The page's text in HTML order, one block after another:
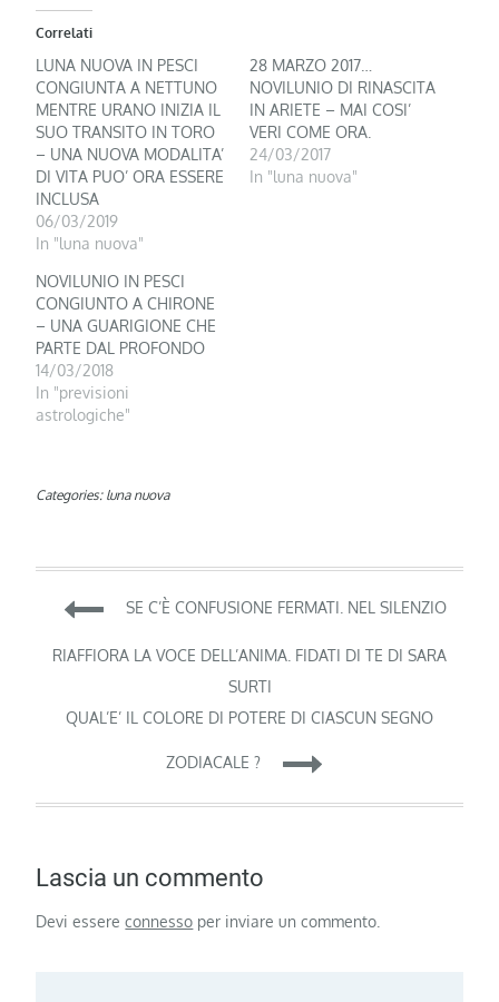
Correlati
LUNA NUOVA IN PESCI
CONGIUNTA A NETTUNO
MENTRE URANO INIZIA IL
SUO TRANSITO IN TORO
– UNA NUOVA MODALITA’
DI VITA PUO’ ORA ESSERE
INCLUSA
06/03/2019
In "luna nuova"
28 MARZO 2017…
NOVILUNIO DI RINASCITA
IN ARIETE – MAI COSI’
VERI COME ORA.
24/03/2017
In "luna nuova"
NOVILUNIO IN PESCI
CONGIUNTO A CHIRONE
– UNA GUARIGIONE CHE
PARTE DAL PROFONDO
14/03/2018
In "previsioni
astrologiche"
Categories: luna nuova
Navigazione
articoli
SE C’È CONFUSIONE FERMATI. NEL SILENZIO
RIAFFIORA LA VOCE DELL’ANIMA. FIDATI DI TE DI SARA
SURTI
QUAL’E’ IL COLORE DI POTERE DI CIASCUN SEGNO
ZODIACALE ?
Lascia un commento
Devi essereconnesso per inviare un commento.